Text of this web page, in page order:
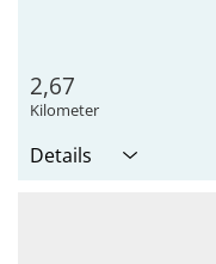
2,67
Kilometer
Details